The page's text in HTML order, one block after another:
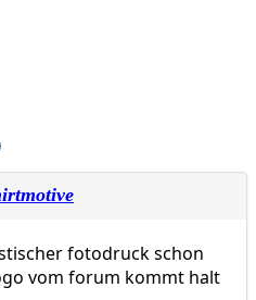
fotodruck schon
vom forum kommt halt